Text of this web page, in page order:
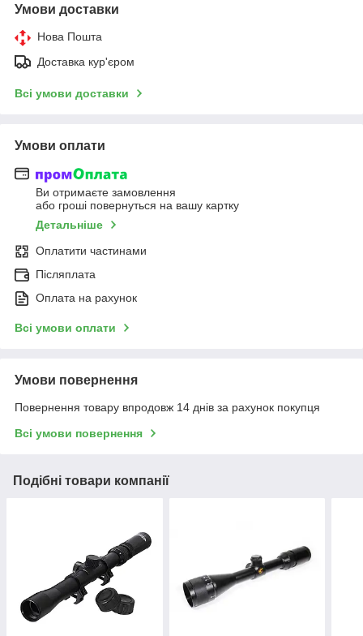
Умови доставки
Нова Пошта
Доставка кур'єром
Всі умови доставки
Умови оплати
Ви отримаєте замовлення
або гроші повернуться на вашу картку
Детальніше
Оплатити частинами
Післяплата
Оплата на рахунок
Всі умови оплати
Умови повернення
Повернення товару впродовж 14 днів за рахунок покупця
Всі умови повернення
Подібні товари компанії